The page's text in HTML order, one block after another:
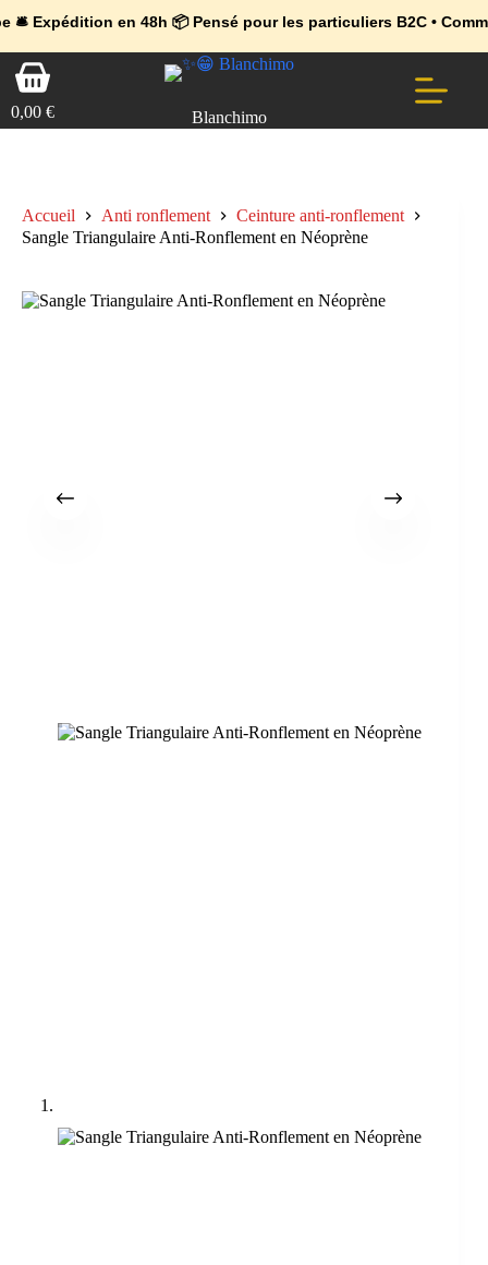
en 48h 📦 Pensé pour les particuliers B2C • Commande
🔥 Déjà adopté par les pros 👉 Passez en Espace Pro B2B 📦
💼 Offres réservées aux professionnels 🚀 Rejoignez l’Espace Pro
PasserPanier
d’achat
0,00 € Blanchimo
Accueil Anti ronflement
Ceinture anti-ronflement
Sangle Triangulaire Anti-Ronflement en Néoprène